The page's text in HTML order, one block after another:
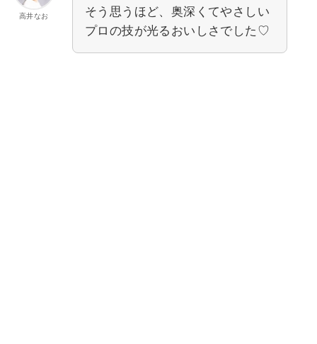
高井なお
そう思うほど、奥深くてやさしい
プロの技が光るおいしさでした♡